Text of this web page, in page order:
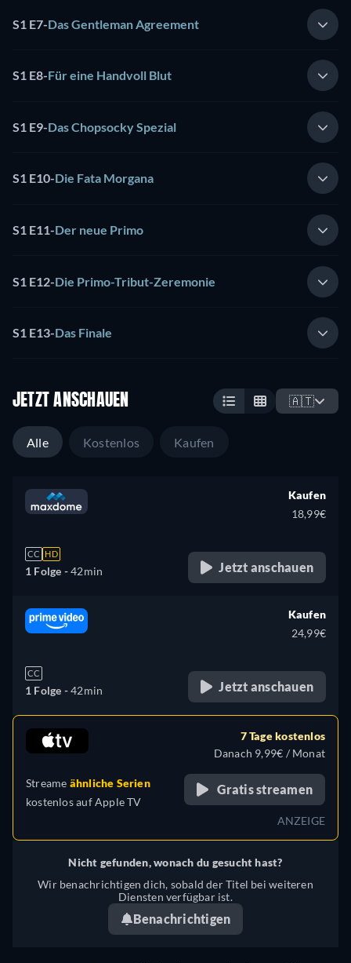
S1 E7-Das Gentleman Agreement
S1 E8-Für eine Handvoll Blut
S1 E9-Das Chopsocky Spezial
S1 E10-Die Fata Morgana
S1 E11-Der neue Primo
S1 E12-Die Primo-Tribut-Zeremonie
S1 E13-Das Finale
JETZT ANSCHAUEN 🇦🇹
Alle Kostenlos Kaufen
CC HD
1 Folge -42min
Kaufen
18,99€
Jetzt anschauen
CC
1 Folge -42min
Kaufen
24,99€
Jetzt anschauen
Streame ähnliche Serien
kostenlos aufApple TV
7 Tage kostenlos
Danach 9,99€ / Monat
Gratis streamen
ANZEIGE
Nicht gefunden, wonach du gesucht hast?
Wir benachrichtigen dich, sobald der Titel bei weiteren
Diensten verfügbar ist.
Benachrichtigen